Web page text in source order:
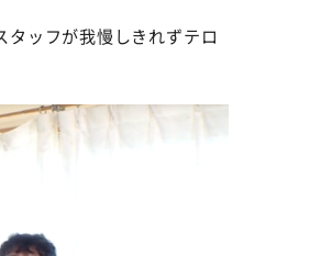
タッフが我慢しきれずテロ